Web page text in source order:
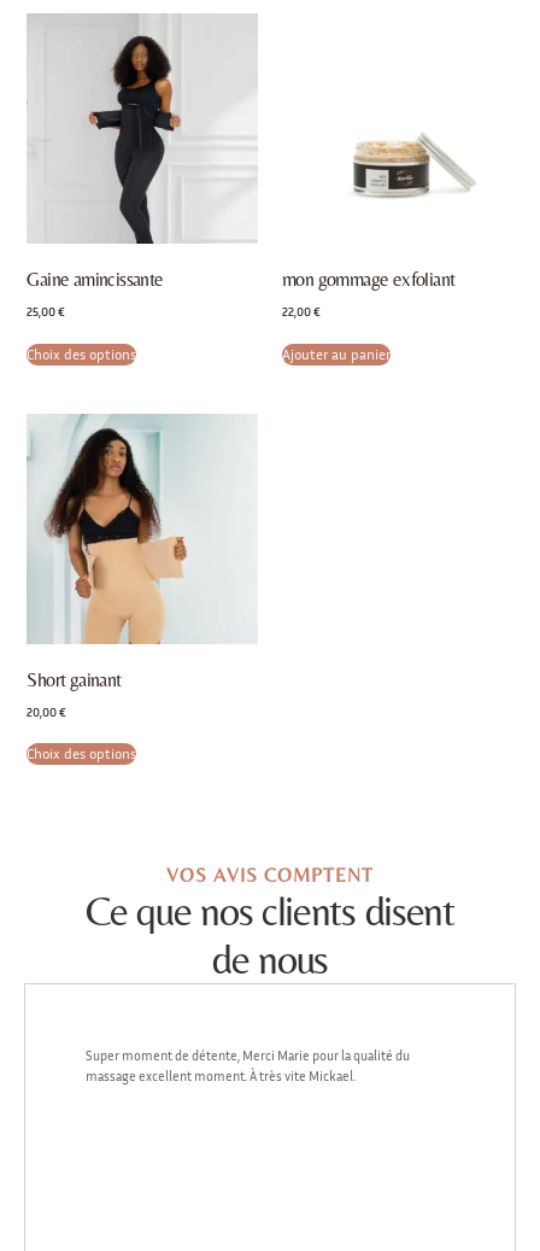
Gaine amincissante
25,00€
Choix des options
mon gommage exfoliant
22,00€
Ajouter au panier
Short gainant
20,00€
Choix des options
Super moment de détente, Merci Marie pour la qualité du
massage excellent moment. À très vite Mickael.
VOS AVIS COMPTENT
Ce que nos clients disent
de nous